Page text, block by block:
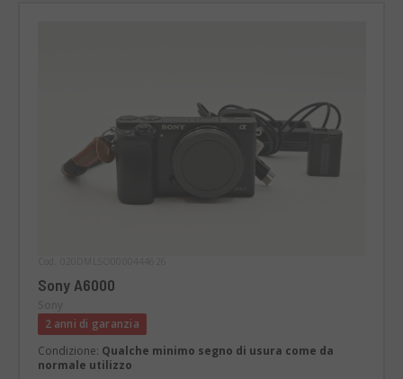
Sony A6000
2 anni di garanzia
Condizione: Qualche minimo segno di usura come da
normale utilizzo